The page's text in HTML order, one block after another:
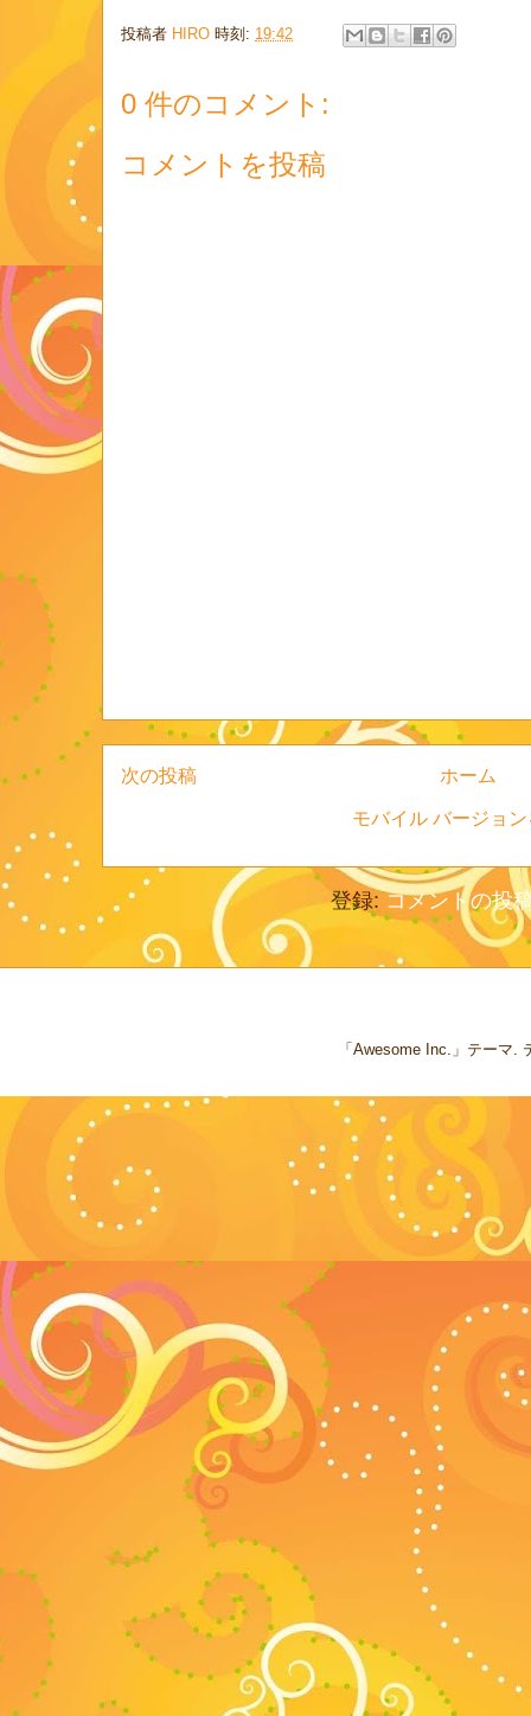
投稿者 HIRO 時刻: 19:42
0 件のコメント:
コメントを投稿
次の投稿 ホーム
モバイル バージョ
登録:コメントの投
「Awesome Inc.」テーマ.